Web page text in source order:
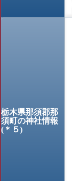
栃木県那須郡那
須町の神社情報
(＊５)